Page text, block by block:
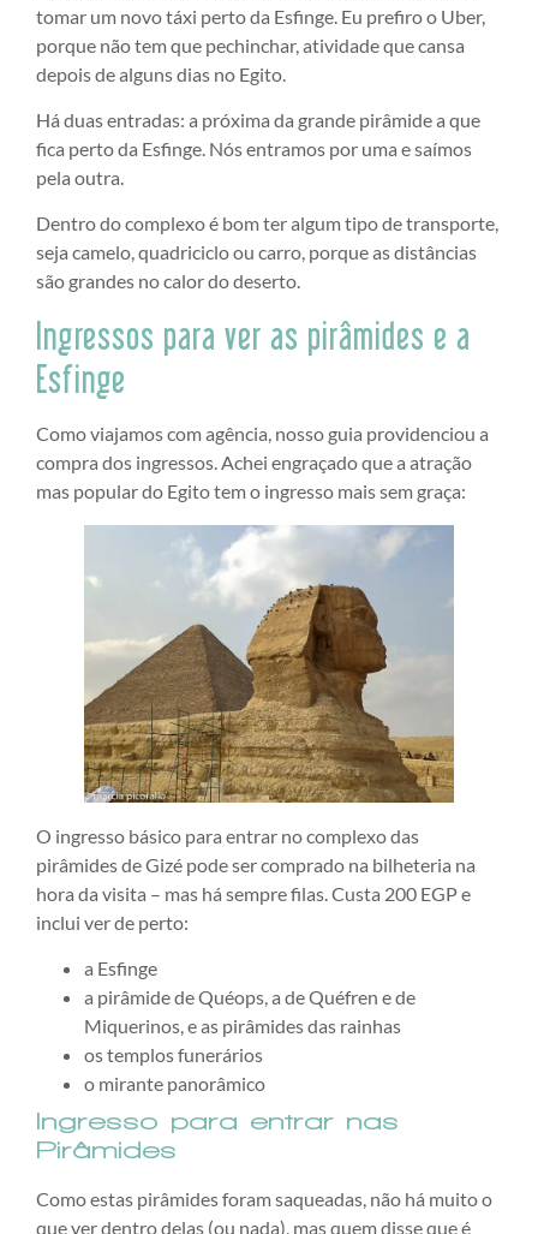
tomar um novo táxi perto da Esfinge. Eu prefiro o Uber,
porque não tem que pechinchar, atividade que cansa
depois de alguns dias no Egito.
Há duas entradas: a próxima da grande pirâmide a que
fica perto da Esfinge. Nós entramos por uma e saímos
pela outra.
Dentro do complexo é bom ter algum tipo de transporte,
seja camelo, quadriciclo ou carro, porque as distâncias
são grandes no calor do deserto.
Ingressos para ver as pirâmides e a
Esfinge
Como viajamos com agência, nosso guia providenciou a
compra dos ingressos. Achei engraçado que a atração
mas popular do Egito tem o ingresso mais sem graça:
O ingresso básico para entrar no complexo das
pirâmides de Gizé pode ser comprado na bilheteria na
hora da visita – mas há sempre filas. Custa 200 EGP e
inclui ver de perto:
a Esfinge
a pirâmide de Quéops, a de Quéfren e de
Miquerinos, e as pirâmides das rainhas
os templos funerários
o mirante panorâmico
Ingresso para entrar nas
Pirâmides
Como estas pirâmides foram saqueadas, não há muito o
que ver dentro delas (ou nada), mas quem disse que é